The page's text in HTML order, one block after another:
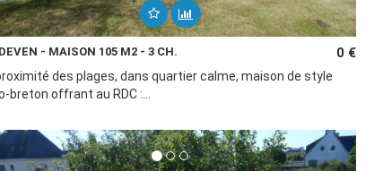
- MAISON 105 M2 - 3 CH. 0 €
des plages, dans quartier calme, maison de style
breton offrant au RDC :...